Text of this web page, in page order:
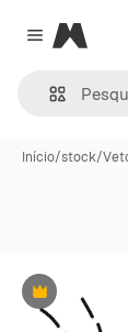
Close menu
Magnific
Início/stock/
Premium